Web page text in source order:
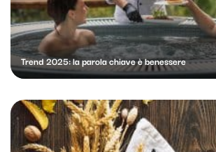
Trend 2025: la parola chiave è benessere